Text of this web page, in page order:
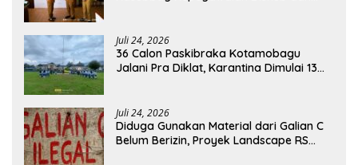
Juli 24, 2026
36 Calon Paskibraka Kotamobagu
Jalani Pra Diklat, Karantina Dimulai 13
Juli 24, 2026
Diduga Gunakan Material dari Galian C
Belum Berizin, Proyek Landscape RS